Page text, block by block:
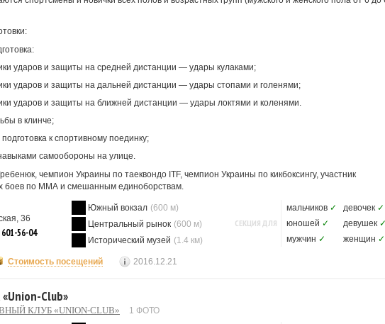
ударов и защиты на средней дистанции — удары кулаками;
ударов и защиты на дальней дистанции — удары стопами и голенями;
ударов и защиты на ближней дистанции — удары локтями и коленями.
в клинче;
подготовка к спортивному поединку;
самообороны на улице.
чемпион Украины по таеквондо ITF, чемпион Украины по кикбоксингу, участник
боев по ММА и смешанным единоборствам.
36
56-04
Южный вокзал (600 м)
Центральный рынок (600 м)
Исторический музей (1.4 км)
СЕКЦИЯ ДЛЯ
мальчиков ✓ девочек ✓
юношей ✓ девушек ✓
мужчин ✓ женщин ✓
Стоимость посещений 2016.12.21
Club»
КЛУБ «UNION-CLUB»
1 ФОТО